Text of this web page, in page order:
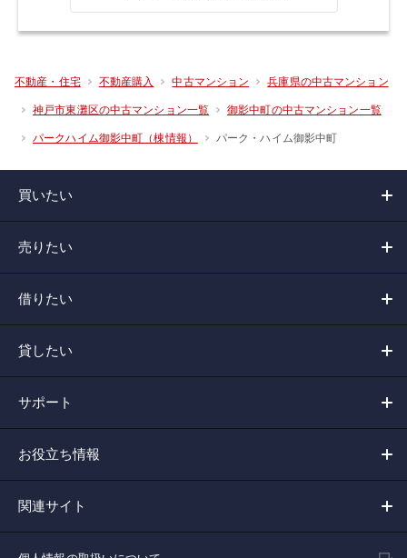
不動産・住宅 不動産購入 中古マンション 兵庫県の中古マンション
神戸市東灘区の中古マンション一覧 御影中町の中古マンション一覧
パークハイム御影中町（棟情報） パーク・ハイム御影中町
買いたい
売りたい
借りたい
貸したい
サポート
お役立ち情報
関連サイト